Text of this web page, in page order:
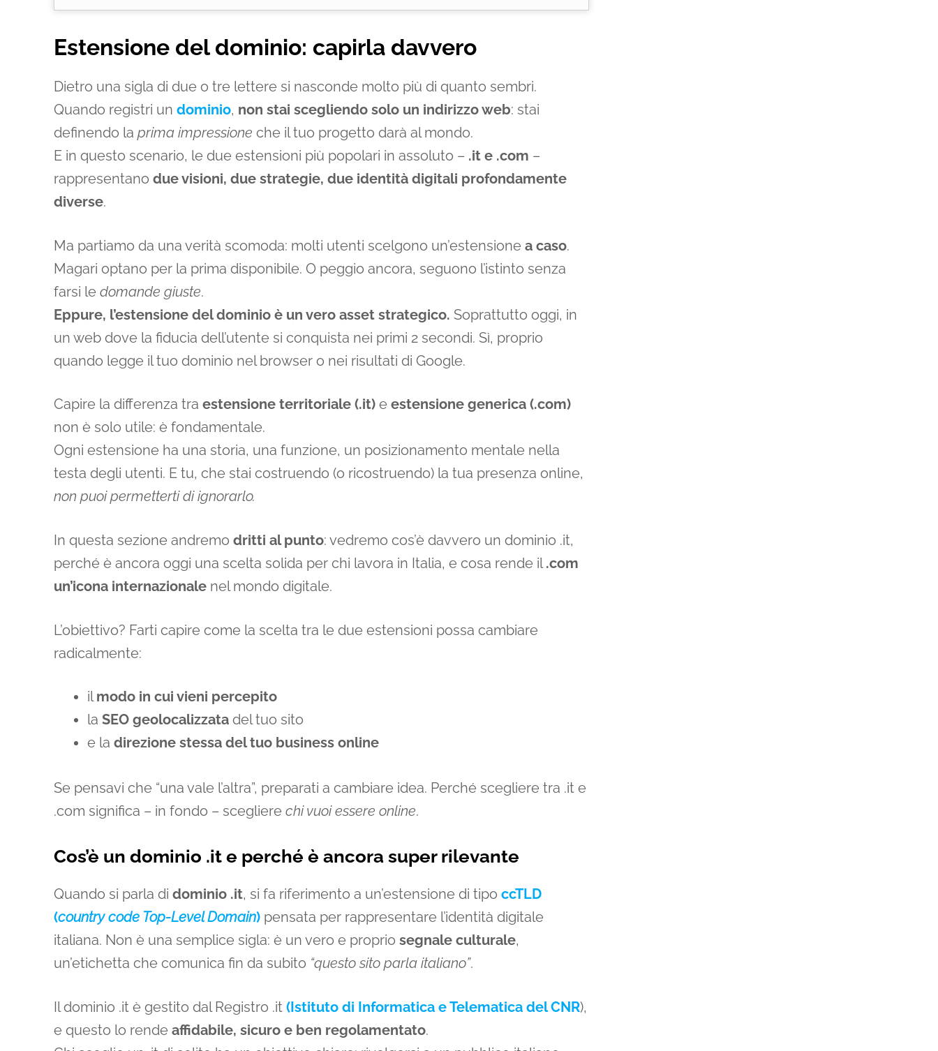
Estensione del dominio: capirla davvero
Dietro una sigla di due o tre lettere si nasconde molto più di quanto sembri.
Quando registri un dominio, non stai scegliendo solo un indirizzo web: stai
definendo la prima impressione che il tuo progetto darà al mondo.
E in questo scenario, le due estensioni più popolari in assoluto – .it e .com –
rappresentano due visioni, due strategie, due identità digitali profondamente
diverse.
Ma partiamo da una verità scomoda: molti utenti scelgono un’estensione a caso.
Magari optano per la prima disponibile. O peggio ancora, seguono l’istinto senza
farsi le domande giuste.
Eppure, l’estensione del dominio è un vero asset strategico. Soprattutto oggi, in
un web dove la fiducia dell’utente si conquista nei primi 2 secondi. Sì, proprio
quando legge il tuo dominio nel browser o nei risultati di Google.
Capire la differenza tra estensione territoriale (.it) e estensione generica (.com)
non è solo utile: è fondamentale.
Ogni estensione ha una storia, una funzione, un posizionamento mentale nella
testa degli utenti. E tu, che stai costruendo (o ricostruendo) la tua presenza online,
non puoi permetterti di ignorarlo.
In questa sezione andremo dritti al punto: vedremo cos’è davvero un dominio .it,
perché è ancora oggi una scelta solida per chi lavora in Italia, e cosa rende il.com
un’icona internazionale nel mondo digitale.
L’obiettivo? Farti capire come la scelta tra le due estensioni possa cambiare
radicalmente:
ilmodo in cui vieni percepito
la SEO geolocalizzata del tuo sito
e la direzione stessa del tuo business online
Se pensavi che “una vale l’altra”, preparati a cambiare idea. Perché scegliere tra .it e
.com significa – in fondo – scegliere chi vuoi essere online.
Cos’è un dominio .it e perché è ancora super rilevante
Quando si parla di dominio .it, si fa riferimento a un’estensione di tipo ccTLD
(country code Top-Level Domain) pensata per rappresentare l’identità digitale
italiana. Non è una semplice sigla: è un vero e proprio segnale culturale,
un’etichetta che comunica fin da subito “questo sito parla italiano”.
Il dominio .it è gestito dal Registro .it (Istituto di Informatica e Telematica del CNR),
e questo lo rende affidabile, sicuro e ben regolamentato.